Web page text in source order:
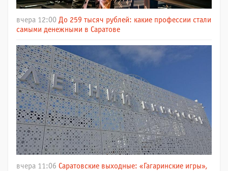
вчера 12:00 До 259 тысяч рублей: какие профессии стали
самыми денежными в Саратове
вчера 11:06 Саратовские выходные: «Гагаринские игры»,